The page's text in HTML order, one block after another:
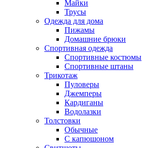
Майки
Трусы
Одежда для дома
Пижамы
Домашние брюки
Спортивная одежда
Спортивные костюмы
Спортивные штаны
Трикотаж
Пуловеры
Джемперы
Кардиганы
Водолазки
Толстовки
Обычные
С капюшоном